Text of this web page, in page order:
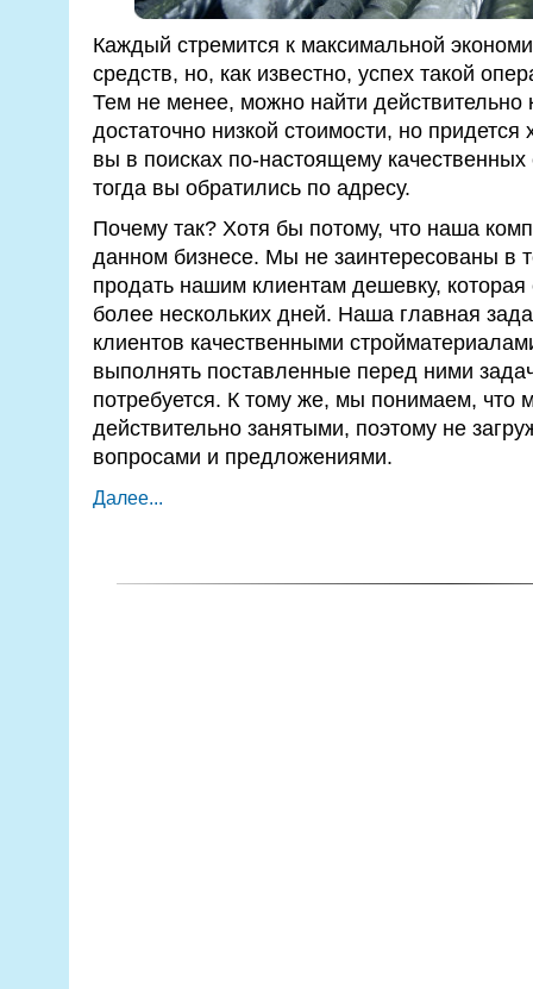
Каждый стремится к максимальной
средств, но, как известно, успех такой
Тем не менее, можно найти действительно
достаточно низкой стоимости, но
вы в поисках по-настоящему
тогда вы обратились по адресу.
Почему так? Хотя бы потому, что наша
данном бизнесе. Мы не заинтересованы в
продать нашим клиентам дешевку,
более нескольких дней. Наша главная
клиентов качественными
выполнять поставленные перед ними
потребуется. К тому же, мы понимаем, что
действительно занятыми, поэтому не
вопросами и предложениями.
Далее...